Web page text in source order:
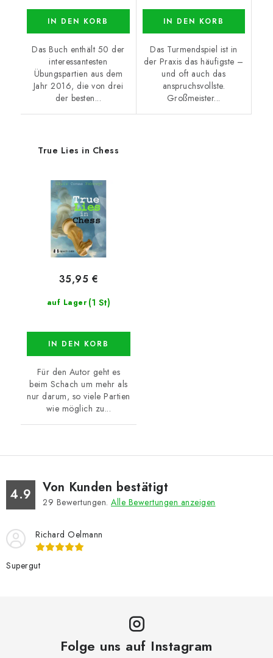
IN DEN KORB
Das Buch enthält 50 der
interessantesten
Übungspartien aus dem
Jahr 2016, die von drei
der besten...
IN DEN KORB
Das Turmendspiel ist in
der Praxis das häufigste –
und oft auch das
anspruchsvollste.
Großmeister...
True Lies in Chess
auf Lager (1 St)
35,95 €
IN DEN KORB
Für den Autor geht es
beim Schach um mehr als
nur darum, so viele Partien
wie möglich zu...
4.9 Von Kunden bestätigt
29 Bewertungen. Alle Bewertungen anzeigen
Richard Oelmann
Supergut
Folge uns auf Instagram